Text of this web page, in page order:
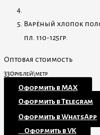
Варёный хлопок
пл. 110-125гр.
Оптовая стоимость
330рублей\метр
Оформить в MAX
Оформить в Telegram
Оформить в WhatsApp
⠀Оформить в VK